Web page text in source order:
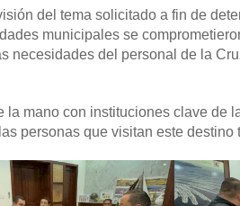
del tema solicitado a fin de
municipales se
necesidades del personal de la
mano con instituciones clave de
personas que visitan este destino